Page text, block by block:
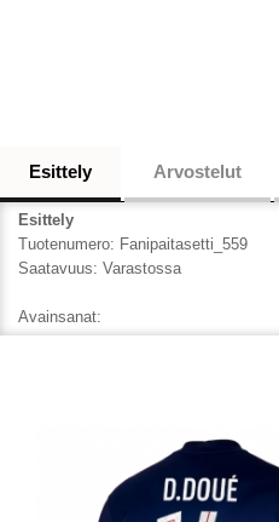
Esittely Arvostelut
Esittely
Tuotenumero: Fanipaitasetti_559
Saatavuus: Varastossa
Avainsanat: